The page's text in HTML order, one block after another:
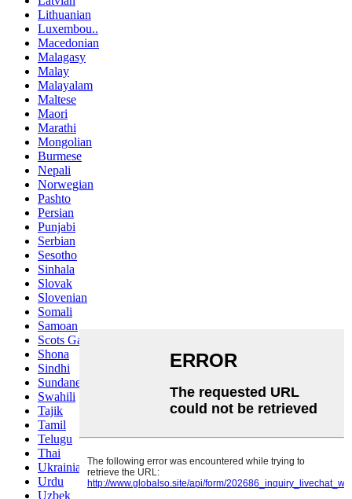
Lithuanian
Luxembou..
Macedonian
Malagasy
Malay
Malayalam
Maltese
Maori
Marathi
Mongolian
Burmese
Nepali
Norwegian
Pashto
Persian
Punjabi
Serbian
Sesotho
Sinhala
Slovak
Slovenian
Somali
Samoan
Scots Gaelic
Shona
Sindhi
Sundanese
Swahili
Tajik
Tamil
Telugu
Thai
Ukrainian
Urdu
Uzbek